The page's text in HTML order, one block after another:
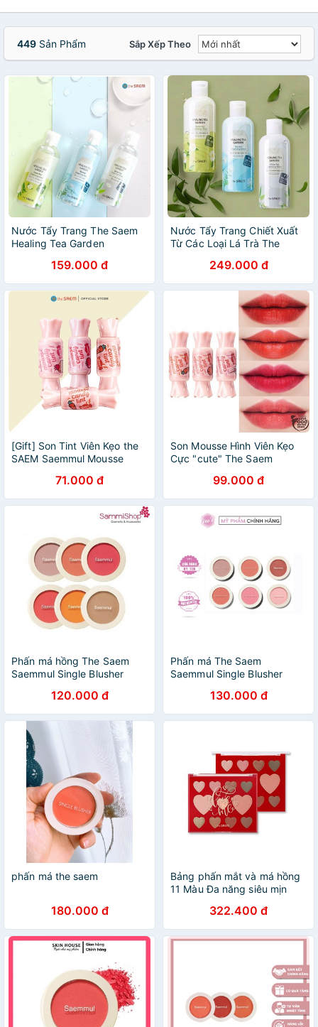
449 Sản Phẩm Sắp Xếp Theo
Nước Tẩy Trang The Saem
Healing Tea Garden
159.000 đ
Nước Tẩy Trang Chiết Xuất
Từ Các Loại Lá Trà The
Cleansing Water
249.000 đ
[Gift] Son Tint Viên Kẹo the
SAEM Saemmul Mousse
Mousse (8g)71.000 đ
Son Mousse Hình Viên Kẹo
Cực "cute" The Saem
99.000 đ
Phấn má hồng The Saem
Saemmul Single Blusher
120.000 đ
Phấn má The Saem
Saemmul Single Blusher
130.000 đ
phấn má the saem
180.000 đ
Bảng phấn mắt và má hồng
11 Màu Đa năng siêu mịn
322.400 đ